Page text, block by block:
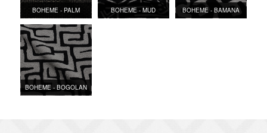
BOHEME - PALM BOHEME - MUD BOHEME - BAMANA
BOHEME - BOGOLAN